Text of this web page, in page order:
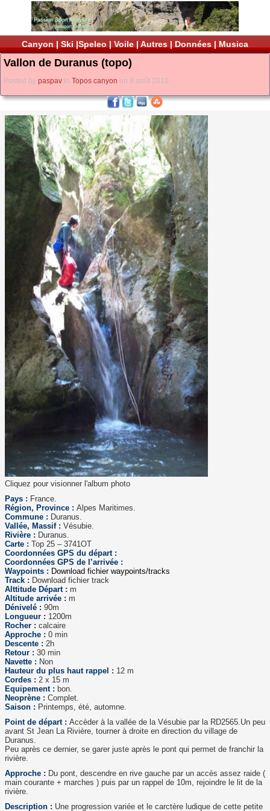
Canyon | Ski |Speleo | Voile | Autres | Données | Musica
Vallon de Duranus (topo)
Posted by paspav in Topos canyon on 8 août 2010
Cliquez pour visionner l'album photo
Pays : France.
Région, Province : Alpes Maritimes.
Commune : Duranus.
Vallée, Massif : Vésubie.
Rivière : Duranus.
Carte : Top 25 – 3741OT
Coordonnées GPS du départ :
Coordonnées GPS de l’arrivée :
Waypoints : Download fichier waypoints/tracks
Track : Download fichier track
Alttitude Départ : m
Altitude arrivée : m
Dénivelé : 90m
Longueur : 1200m
Rocher : calcaire
Approche : 0 min
Descente : 2h
Retour : 30 min
Navette : Non
Hauteur du plus haut rappel : 12 m
Cordes : 2 x 15 m
Equipement : bon.
Neoprène : Complet.
Saison : Printemps, été, automne.
Point de départ : Accèder à la vallée de la Vésubie par la RD2565.Un peu
avant St Jean La Rivière, tourner à droite en direction du village de
Duranus.
Peu après ce dernier, se garer juste après le pont qui permet de franchir la
rivière.
Approche : Du pont, descendre en rive gauche par un accès assez raide (
main courante + marches ) puis par un rappel de 10m, rejoindre le lit de la
rivière.
Description : Une progression variée et le carctère ludique de cette petite